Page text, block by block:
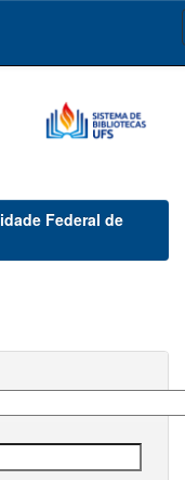
Federal de